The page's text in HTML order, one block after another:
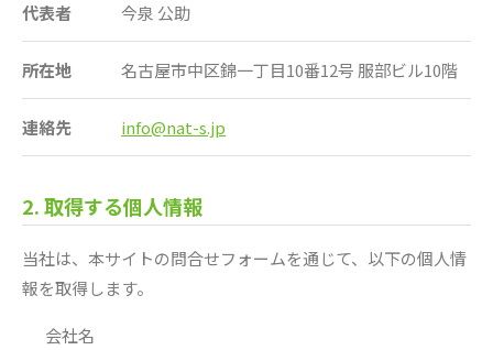
代表者 今泉 公助
所在地 名古屋市中区錦一丁目10番12号 服部ビル10階
連絡先 info@nat-s.jp
2. 取得する個人情報
当社は、本サイトの問合せフォームを通じて、以下の個人情
報を取得します。
会社名